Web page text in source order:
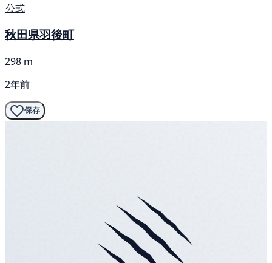
公式
秋田県羽後町
298 m
2年前
保存